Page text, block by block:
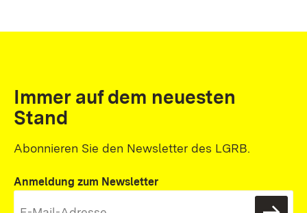
Immer auf dem neuesten
Stand
Abonnieren Sie den Newsletter des LGRB.
Anmeldung zum Newsletter